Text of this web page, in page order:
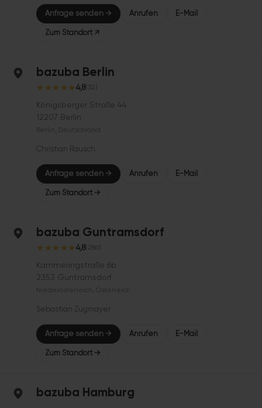
Anfrage senden → Anrufen E-Mail
Zum Standort ↗
bazuba Berlin
★ ★ ★ ★ ★4,8 (32)
Königsberger Straße 44
12207 Berlin
Berlin, Deutschland
Christian Rausch
Anfrage senden → Anrufen E-Mail
Zum Standort →
bazuba Guntramsdorf
★ ★ ★ ★ ★4,8 (286)
Kammeringstraße 6b
2353 Guntramsdorf
Sebastian Zugmayer
Anfrage senden → Anrufen E-Mail
Zum Standort →
bazuba Hamburg